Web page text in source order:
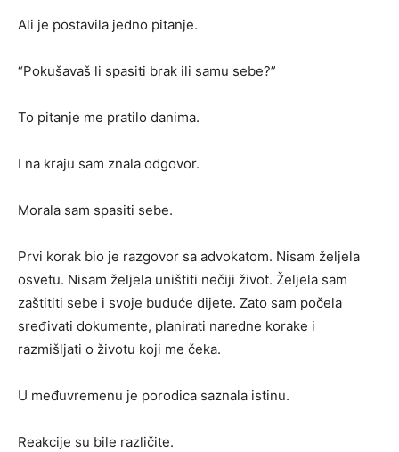
Ali je postavila jedno pitanje.
“Pokušavaš li spasiti brak ili samu sebe?”
To pitanje me pratilo danima.
I na kraju sam znala odgovor.
Morala sam spasiti sebe.
Prvi korak bio je razgovor sa advokatom. Nisam željela
osvetu. Nisam željela uništiti nečiji život. Željela sam
zaštititi sebe i svoje buduće dijete. Zato sam počela
sređivati dokumente, planirati naredne korake i
razmišljati o životu koji me čeka.
U međuvremenu je porodica saznala istinu.
Reakcije su bile različite.